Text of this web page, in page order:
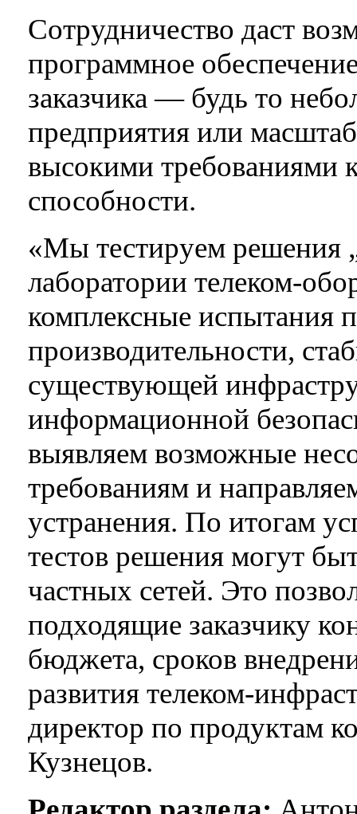
Сотрудничество даст
программное
заказчика — будь то
предприятия или
высокими требованиями
способности.
«Мы тестируем решения
лаборатории
комплексные испытания
производительности,
существующей
информационной
выявляем возможные
требованиям и
устранения. По итогам
тестов решения могут
частных сетей. Это
подходящие заказчику
бюджета, сроков
развития
директор по продуктам
Кузнецов.